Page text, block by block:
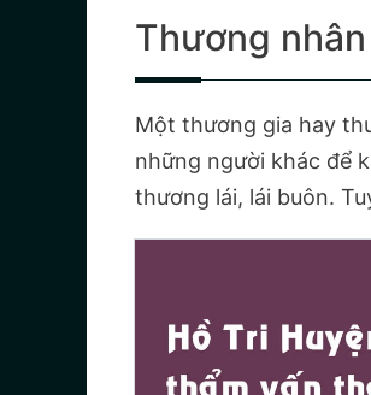
Thương nhân
Một thương gia hay
những người khác để
thương lái, lái buôn.